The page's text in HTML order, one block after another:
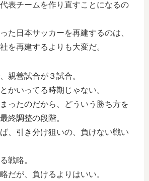
表チームを作り直すことになるの
た日本サッカーを再建するのは、
を再建するよりも大変だ。
親善試合が３試合。
かいってる時期じゃない。
ったのだから、どういう勝ち方を
終調整の段階。
、引き分け狙いの、負けない戦い
戦略。
だが、負けるよりはいい。